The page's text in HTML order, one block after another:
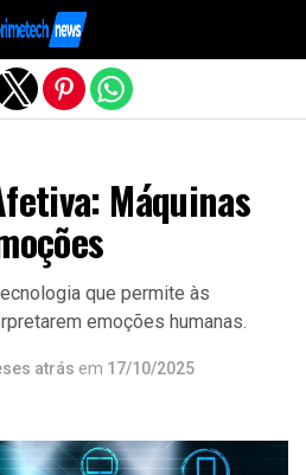
Máquinas
que permite às
emoções humanas.
atrás em 17/10/2025
versão mobile